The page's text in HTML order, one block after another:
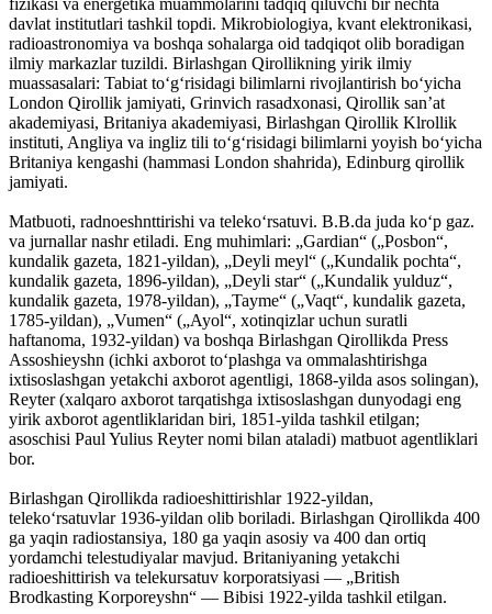
fizikasi va energetika muammolarini tadqiq qiluvchi bir nechta
davlat institutlari tashkil topdi. Mikrobiologiya, kvant elektronikasi,
radioastronomiya va boshqa sohalarga oid tadqiqot olib boradigan
ilmiy markazlar tuzildi. Birlashgan Qirollikning yirik ilmiy
muassasalari: Tabiat toʻgʻrisidagi bilimlarni rivojlantirish boʻyicha
London Qirollik jamiyati, Grinvich rasadxonasi, Qirollik sanʼat
akademiyasi, Britaniya akademiyasi, Birlashgan Qirollik Klrollik
instituti, Angliya va ingliz tili toʻgʻrisidagi bilimlarni yoyish boʻyicha
Britaniya kengashi (hammasi London shahrida), Edinburg qirollik
jamiyati.
Matbuoti, radnoeshnttirishi va telekoʻrsatuvi. B.B.da juda koʻp gaz.
va jurnallar nashr etiladi. Eng muhimlari: „Gardian“ („Posbon“,
kundalik gazeta, 1821-yildan), „Deyli meyl“ („Kundalik pochta“,
kundalik gazeta, 1896-yildan), „Deyli star“ („Kundalik yulduz“,
kundalik gazeta, 1978-yildan), „Tayme“ („Vaqt“, kundalik gazeta,
1785-yildan), „Vumen“ („Ayol“, xotinqizlar uchun suratli
haftanoma, 1932-yildan) va boshqa Birlashgan Qirollikda Press
Assoshieyshn (ichki axborot toʻplashga va ommalashtirishga
ixtisoslashgan yetakchi axborot agentligi, 1868-yilda asos solingan),
Reyter (xalqaro axborot tarqatishga ixtisoslashgan dunyodagi eng
yirik axborot agentliklaridan biri, 1851-yilda tashkil etilgan;
asoschisi Paul Yulius Reyter nomi bilan ataladi) matbuot agentliklari
bor.
Birlashgan Qirollikda radioeshittirishlar 1922-yildan,
telekoʻrsatuvlar 1936-yildan olib boriladi. Birlashgan Qirollikda 400
ga yaqin radiostansiya, 180 ga yaqin asosiy va 400 dan ortiq
yordamchi telestudiyalar mavjud. Britaniyaning yetakchi
radioeshittirish va telekursatuv korporatsiyasi — „British
Brodkasting Korporeyshn“ — Bibisi 1922-yilda tashkil etilgan.